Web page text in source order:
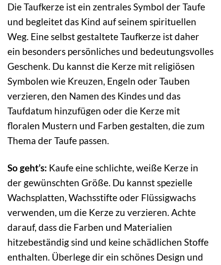
Die Taufkerze ist ein zentrales Symbol der Taufe
und begleitet das Kind auf seinem spirituellen
Weg. Eine selbst gestaltete Taufkerze ist daher
ein besonders persönliches und bedeutungsvolles
Geschenk. Du kannst die Kerze mit religiösen
Symbolen wie Kreuzen, Engeln oder Tauben
verzieren, den Namen des Kindes und das
Taufdatum hinzufügen oder die Kerze mit
floralen Mustern und Farben gestalten, die zum
Thema der Taufe passen.
So geht’s: Kaufe eine schlichte, weiße Kerze in
der gewünschten Größe. Du kannst spezielle
Wachsplatten, Wachsstifte oder Flüssigwachs
verwenden, um die Kerze zu verzieren. Achte
darauf, dass die Farben und Materialien
hitzebeständig sind und keine schädlichen Stoffe
enthalten. Überlege dir ein schönes Design und